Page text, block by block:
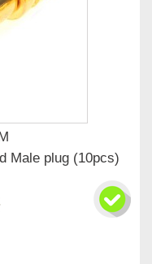
Male plug (10pcs)